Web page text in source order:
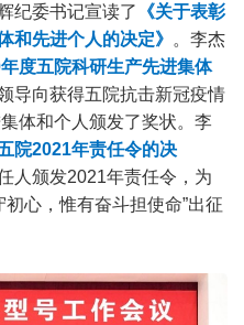
纪委书记宣读了
《关于表彰
和先进个人的决定》 。李杰
年度五院科研生产先进集体
导向获得五院抗击新冠疫情
体和个人颁发了奖状。李
院2021年责任令的决
人颁发2021年责任令，为
心，惟有奋斗担使命”出征